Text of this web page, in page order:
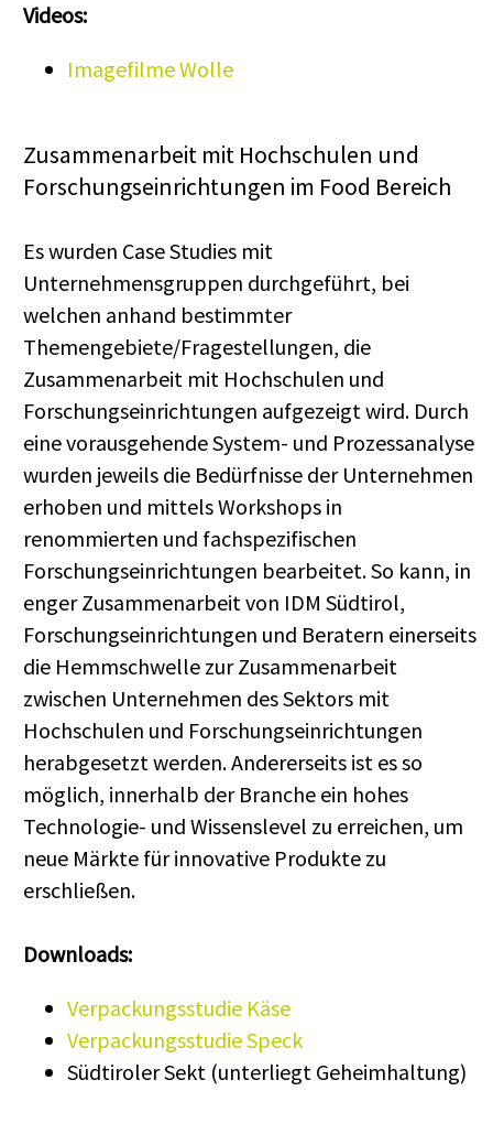
Videos:
Imagefilme Wolle
Zusammenarbeit mit Hochschulen und
Forschungseinrichtungen im Food Bereich
Es wurden Case Studies mit
Unternehmensgruppen durchgeführt, bei
welchen anhand bestimmter
Themengebiete/Fragestellungen, die
Zusammenarbeit mit Hochschulen und
Forschungseinrichtungen aufgezeigt wird. Durch
eine vorausgehende System- und Prozessanalyse
wurden jeweils die Bedürfnisse der Unternehmen
erhoben und mittels Workshops in
renommierten und fachspezifischen
Forschungseinrichtungen bearbeitet. So kann, in
enger Zusammenarbeit von IDM Südtirol,
Forschungseinrichtungen und Beratern einerseits
die Hemmschwelle zur Zusammenarbeit
zwischen Unternehmen des Sektors mit
Hochschulen und Forschungseinrichtungen
herabgesetzt werden. Andererseits ist es so
möglich, innerhalb der Branche ein hohes
Technologie- und Wissenslevel zu erreichen, um
neue Märkte für innovative Produkte zu
erschließen.
Downloads:
Verpackungsstudie Käse
Verpackungsstudie Speck
Südtiroler Sekt (unterliegt Geheimhaltung)